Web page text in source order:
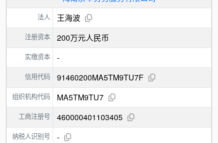
法人 王海波
注册资本 200万元人民币
实缴资本 -
信用代码 91460200MA5TM9TU7F
组织机构代码 MA5TM9TU7
工商注册号 460000401103405
纳税人识别号 -